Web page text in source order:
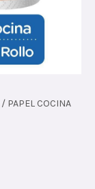
/ PAPEL COCINA